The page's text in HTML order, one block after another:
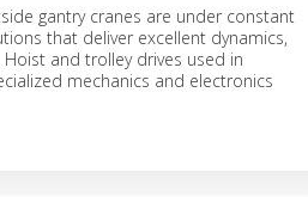
gantry cranes are under constant
that deliver excellent dynamics,
and trolley drives used in
mechanics and electronics